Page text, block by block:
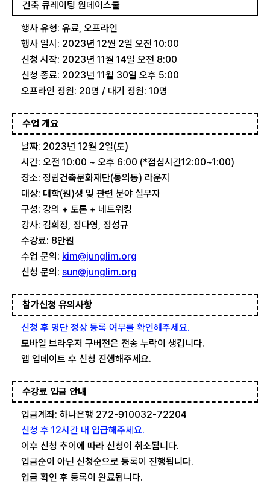
건축 큐레이팅 원데이스쿨
행사 유형: 유료, 오프라인
행사 일시: 2023년 12월 2일 오전 10:00
신청 시작: 2023년 11월 14일 오전 8:00
신청 종료: 2023년 11월 30일 오후 5:00
오프라인 정원: 20명 / 대기 정원: 10명
수업 개요
날짜: 2023년 12월 2일(토)
시간: 오전 10:00 ~ 오후 6:00 (*점심시간12:00~1:00)
장소: 정림건축문화재단(통의동) 라운지
대상: 대학(원)생 및 관련 분야 실무자
구성: 강의 + 토론 + 네트워킹
강사: 김희정, 정다영, 정성규
수강료: 8만원
수업 문의: kim@junglim.org
신청 문의: sun@junglim.org
참가신청 유의사항
신청 후 명단 정상 등록 여부를 확인해주세요.
모바일 브라우저 구버전은 전송 누락이 생깁니다.
앱 업데이트 후 신청 진행해주세요.
수강료 입금 안내
입금계좌: 하나은행 272-910032-72204
신청 후 12시간 내 입급해주세요.
이후 신청 추이에 따라 신청이 취소됩니다.
입금순이 아닌 신청순으로 등록이 진행됩니다.
입금 확인 후 등록이 완료됩니다.